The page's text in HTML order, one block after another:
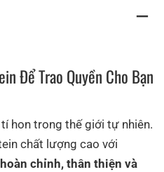
Để Trao Quyền Cho Bạn
hon trong thế giới tự nhiên.
chất lượng cao với
chỉnh, thân thiện và